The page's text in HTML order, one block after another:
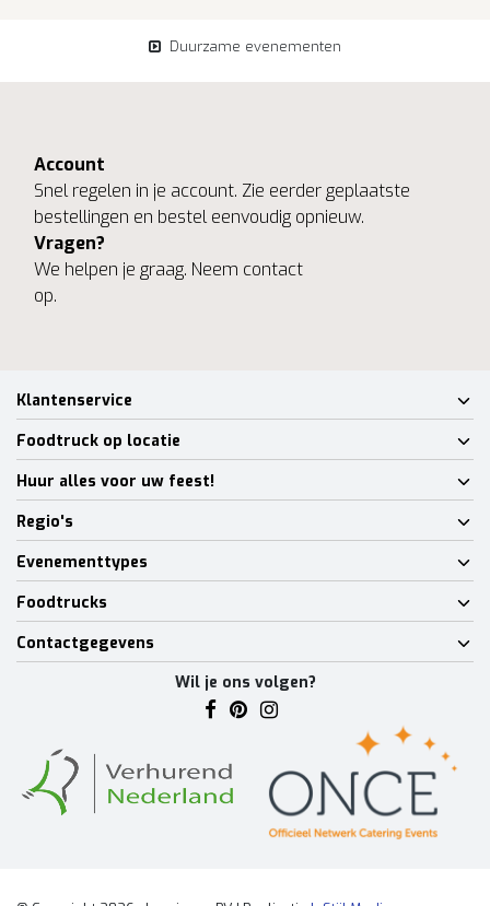
Duurzame evenementen
Account
Snel regelen in je account. Zie eerder geplaatste
bestellingen en bestel eenvoudig opnieuw.
Vragen?
We helpen je graag. Neem contact
op.
Klantenservice
Foodtruck op locatie
Huur alles voor uw feest!
Regio's
Evenementtypes
Foodtrucks
Contactgegevens
Wil je ons volgen?